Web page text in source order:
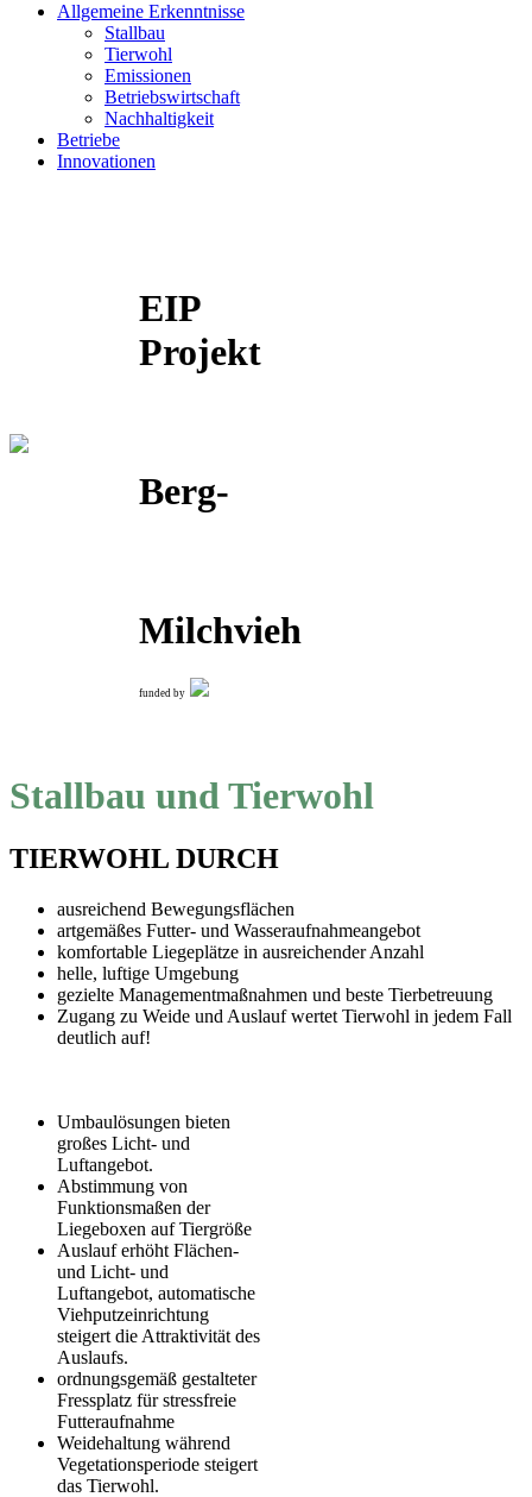
Allgemeine Erkenntnisse
Stallbau
Tierwohl
Emissionen
Betriebswirtschaft
Nachhaltigkeit
Betriebe
Innovationen
EIP
Projekt
Berg-
Milchvieh
funded by
Stallbau und Tierwohl
TIERWOHL DURCH
ausreichend Bewegungsflächen
artgemäßes Futter- und Wasseraufnahmeangebot
komfortable Liegeplätze in ausreichender Anzahl
helle, luftige Umgebung
gezielte Managementmaßnahmen und beste Tierbetreuung
Zugang zu Weide und Auslauf wertet Tierwohl in jedem Fall
deutlich auf!
Umbaulösungen bieten
großes Licht- und
Luftangebot.
Abstimmung von
Funktionsmaßen der
Liegeboxen auf Tiergröße
Auslauf erhöht Flächen-
und Licht- und
Luftangebot, automatische
Viehputzeinrichtung
steigert die Attraktivität des
Auslaufs.
ordnungsgemäß gestalteter
Fressplatz für stressfreie
Futteraufnahme
Weidehaltung während
Vegetationsperiode steigert
das Tierwohl.